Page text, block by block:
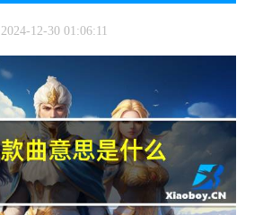
2024-12-30 01:06:11